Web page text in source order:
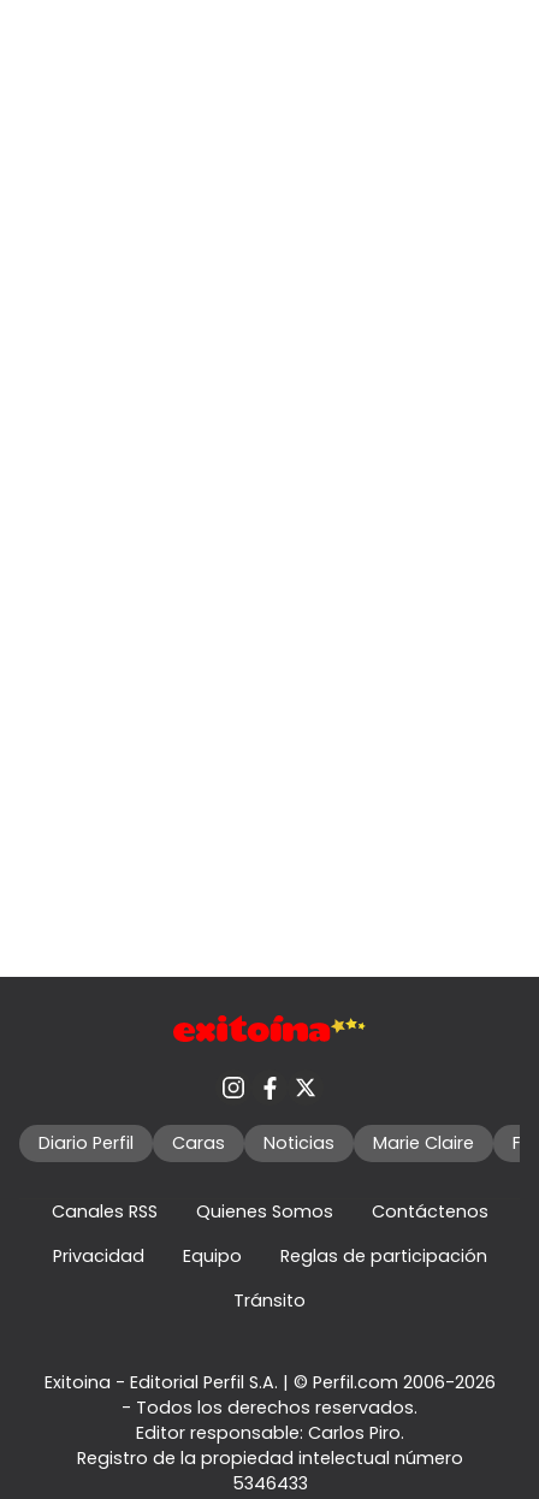
Diario Perfil Caras Noticias Marie Claire
Canales RSS Quienes Somos
Contáctenos
Privacidad
Equipo
Reglas de participación
Tránsito
Exitoina - Editorial Perfil S.A. | © Perfil.com 2006-2026
- Todos los derechos reservados.
Editor responsable: Carlos Piro.
Registro de la propiedad intelectual número
5346433